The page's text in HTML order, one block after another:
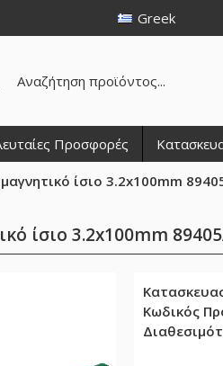
Greek
Προσφορές
ίσιο 3.2x100mm
ίσιο 3.2x100mm
Κωδικός